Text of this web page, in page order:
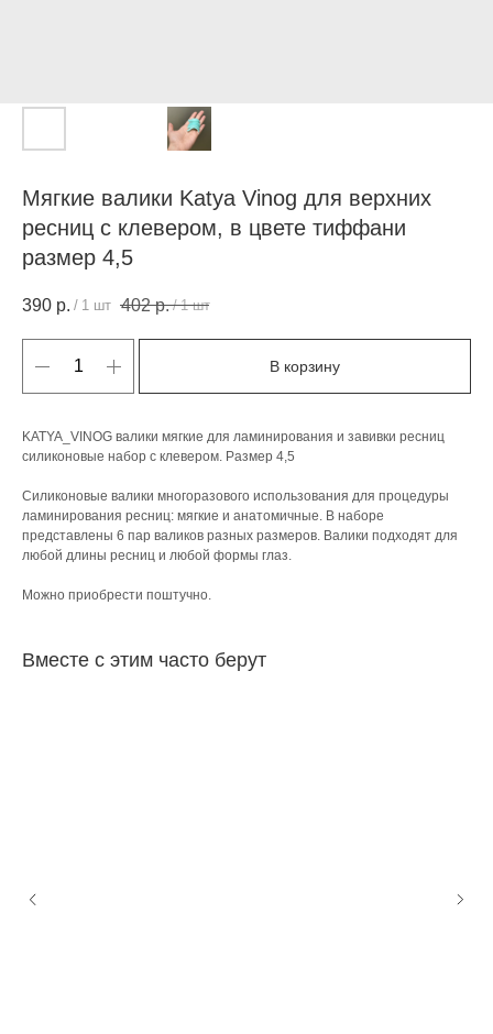
Мягкие валики Katya Vinog для верхних
ресниц с клевером, в цвете тиффани
размер 4,5
390 р. / 1 шт 402 р. / 1 шт
В корзину
KATYA_VINOG валики мягкие для ламинирования и завивки ресниц
силиконовые набор с клевером. Размер 4,5
Силиконовые валики многоразового использования для процедуры
ламинирования ресниц: мягкие и анатомичные. В наборе
представлены 6 пар валиков разных размеров. Валики подходят для
любой длины ресниц и любой формы глаз.
Можно приобрести поштучно.
Вместе с этим часто берут